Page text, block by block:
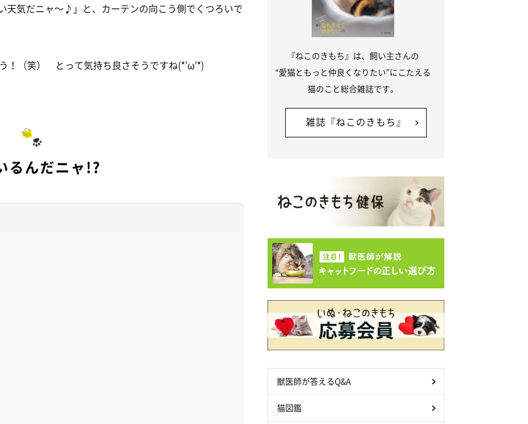
天気だニャ～♪」と、カーテンの向こう側でくつろいで
！（笑） とって気持ち良さそうですね(*’ω’*)
るんだニャ!?
『ねこのきもち』は、飼い主さんの
“愛猫ともっと仲良くなりたい”にこたえる
猫のこと総合雑誌です。
雑誌『ねこのきもち』
獣医師が答えるQ&A
猫図鑑